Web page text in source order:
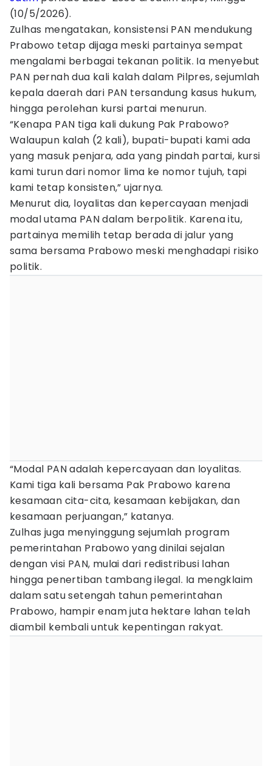
(10/5/2026).
Zulhas mengatakan, konsistensi PAN mendukung
Prabowo tetap dijaga meski partainya sempat
mengalami berbagai tekanan politik. Ia menyebut
PAN pernah dua kali kalah dalam Pilpres, sejumlah
kepala daerah dari PAN tersandung kasus hukum,
hingga perolehan kursi partai menurun.
“Kenapa PAN tiga kali dukung Pak Prabowo?
Walaupun kalah (2 kali), bupati-bupati kami ada
yang masuk penjara, ada yang pindah partai, kursi
kami turun dari nomor lima ke nomor tujuh, tapi
kami tetap konsisten,” ujarnya.
Menurut dia, loyalitas dan kepercayaan menjadi
modal utama PAN dalam berpolitik. Karena itu,
partainya memilih tetap berada di jalur yang
sama bersama Prabowo meski menghadapi risiko
politik.
“Modal PAN adalah kepercayaan dan loyalitas.
Kami tiga kali bersama Pak Prabowo karena
kesamaan cita-cita, kesamaan kebijakan, dan
kesamaan perjuangan,” katanya.
Zulhas juga menyinggung sejumlah program
pemerintahan Prabowo yang dinilai sejalan
dengan visi PAN, mulai dari redistribusi lahan
hingga penertiban tambang ilegal. Ia mengklaim
dalam satu setengah tahun pemerintahan
Prabowo, hampir enam juta hektare lahan telah
diambil kembali untuk kepentingan rakyat.